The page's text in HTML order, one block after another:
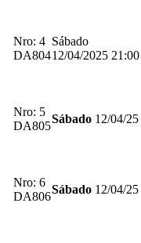
Nro: 4
DA804
Sábado
12/04/2025 21:00
Nro: 5
DA805
Sábado 12/04/25
Nro: 6
DA806
Sábado 12/04/25